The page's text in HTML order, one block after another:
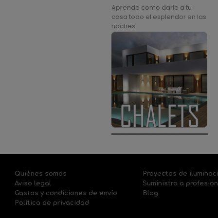
Aprende como darle a tu
casa todo el esplendor en las
noches
Quiénes somos
Aviso legal
Gastos y condiciones de envío
Política de privacidad
Proyectos de
Suministro a
Blog